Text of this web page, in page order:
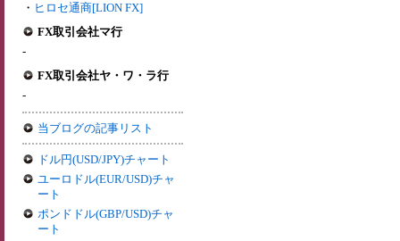
・ ヒロセ通商[LION FX]
FX取引会社マ行
-
FX取引会社ヤ・ワ・ラ行
-
当ブログの記事リスト
ドル円(USD/JPY)チャート
ユーロドル(EUR/USD)チャ
ート
ポンドドル(GBP/USD)チャ
ート